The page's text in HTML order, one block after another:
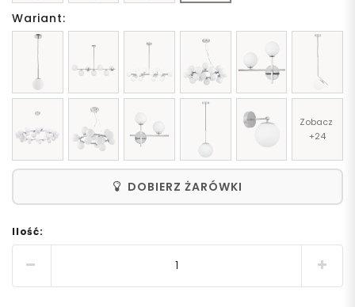
Wariant:
Zobacz
+24
DOBIERZ ŻARÓWKI
Ilość: